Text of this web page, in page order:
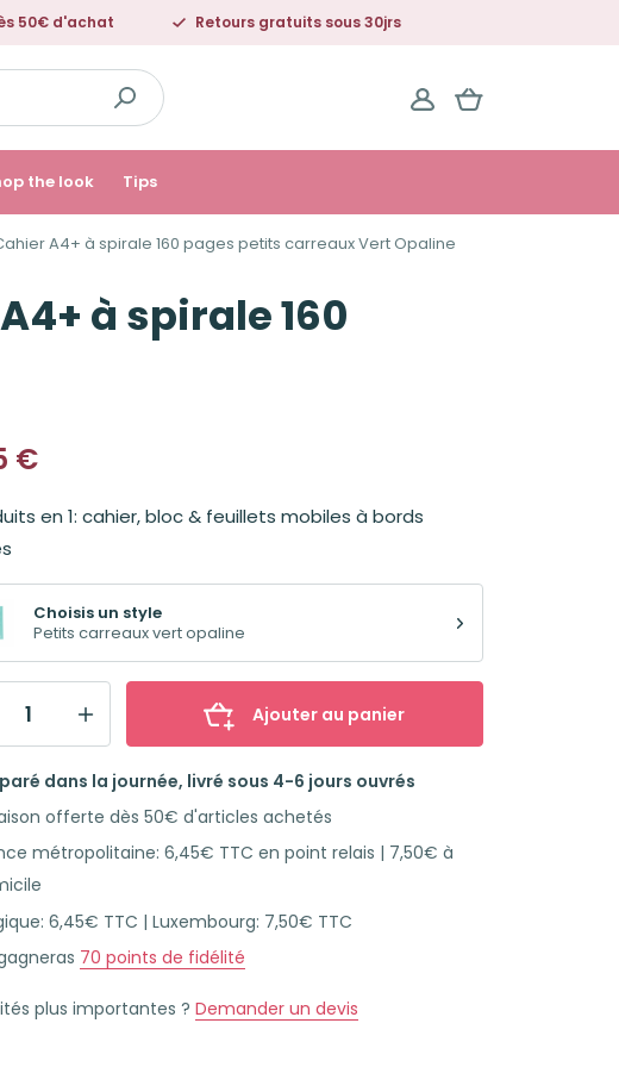
50€ d'achat Retours gratuits sous 30jrs
the look Tips
Cahier A4+ à spirale 160 pages petits carreaux Vert Opaline
A4+ à spirale 160
€
en 1: cahier, bloc & feuillets mobiles à bords
Choisis un style
Petits carreaux vert opaline
Ajouter au panier
dans la journée, livré sous 4-6 jours ouvrés
offerte dès 50€ d'articles achetés
métropolitaine: 6,45€ TTC en point relais | 7,50€ à
6,45€ TTC | Luxembourg: 7,50€ TTC
70 points de fidélité
plus importantes ? Demander un devis